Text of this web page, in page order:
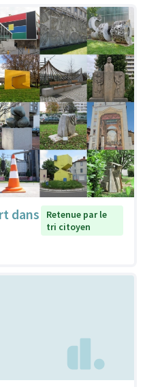
dans
Retenue par le
tri citoyen